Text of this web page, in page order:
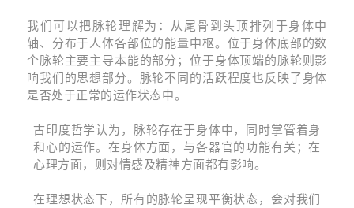
我们可以把脉轮理解为：从尾骨到头顶排列于身体中
轴、分布于人体各部位的能量中枢。位于身体底部的数
个脉轮主要主导本能的部分；位于身体顶端的脉轮则影
响我们的思想部分。脉轮不同的活跃程度也反映了身体
是否处于正常的运作状态中。
古印度哲学认为，脉轮存在于身体中，同时掌管着身
和心的运作。在身体方面，与各器官的功能有关；在
心理方面，则对情感及精神方面都有影响。
在理想状态下， 所有的脉轮呈现平衡状态，会对我们